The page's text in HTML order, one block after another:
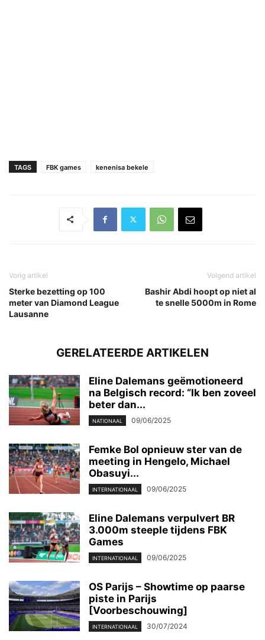
TAGS FBK games kenenisa bekele
Vorig artikel
Sterke bezetting op 100
meter van Diamond League
Lausanne
Volgend artikel
Bashir Abdi hoopt op niet al
te snelle 5000m in Rome
GERELATEERDE ARTIKELEN
Eline Dalemans geëmotioneerd
na Belgisch record: “Ik ben zoveel
beter dan...
NATIONAAL 09/06/2025
Femke Bol opnieuw ster van de
meeting in Hengelo, Michael
Obasuyi...
INTERNATIONAAL 09/06/2025
Eline Dalemans verpulvert BR
3.000m steeple tijdens FBK
Games
INTERNATIONAAL 09/06/2025
OS Parijs – Showtime op paarse
piste in Parijs
[Voorbeschouwing]
INTERNATIONAAL 30/07/2024